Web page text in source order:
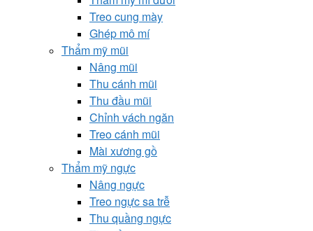
Treo cung mày
Ghép mô mí
Thẩm mỹ mũi
Nâng mũi
Thu cánh mũi
Thu đầu mũi
Chỉnh vách ngăn
Treo cánh mũi
Mài xương gồ
Thẩm mỹ ngực
Nâng ngực
Treo ngực sa trễ
Thu quầng ngực